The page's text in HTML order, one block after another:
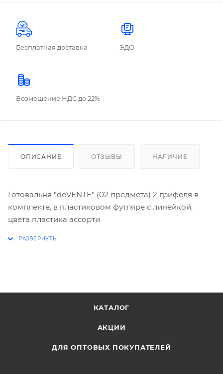
Бесплатная доставка ЭДО
Возмещение НДС до 22%
ОПИСАНИЕ ОТЗЫВЫ НАЛИЧИЕ
Готовальня "deVENTE" (02 предмета) 2 грифеля в
комплекте, в пластиковом футляре с линейкой,
цвета пластика ассорти
КАТАЛОГ
АКЦИИ
ДЛЯ ОПТОВЫХ ПОКУПАТЕЛЕЙ